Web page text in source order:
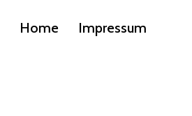
Home Impressum